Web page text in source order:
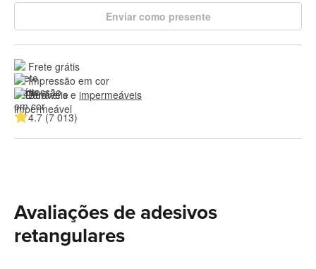
Enviar como presente
Frete grátis
Impressão em cor
Duráveis e impermeáveis
4.7 (7 013)
Avaliações de adesivos
retangulares